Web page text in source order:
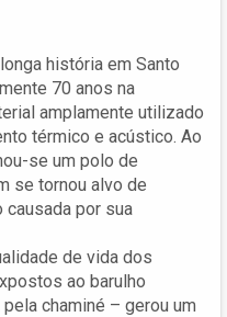
história em Santo
70 anos na
amplamente utilizado
térmico e acústico. Ao
se um polo de
se tornou alvo de
por sua
de vida dos
ao barulho
chaminé – gerou um